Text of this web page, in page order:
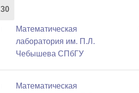
30
Математичеcкая
лаборатория им. П.Л.
Чебышева СПбГУ
Математичеcкая